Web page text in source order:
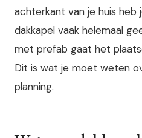
achterkant van je huis heb
dakkapel vaak helemaal
met prefab gaat het
Dit is wat je moet weten
planning.